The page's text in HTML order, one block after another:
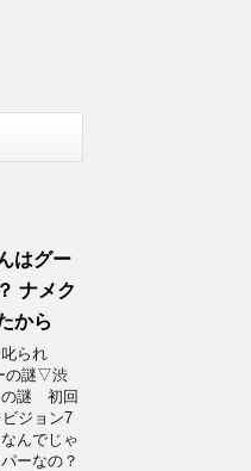
はグー
ナメク
から
られ
の謎▽渋
の謎 初回
ジョン7
んでじゃ
ーなの？